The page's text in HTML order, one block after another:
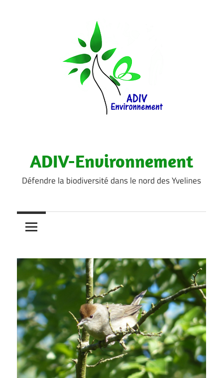
ADIV-Environnement
Défendre la biodiversité dans le nord des Yvelines